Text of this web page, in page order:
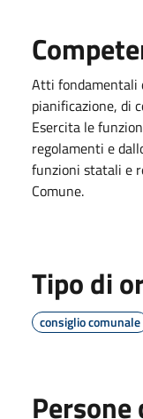
Atti fondamentali
pianificazione, di
Esercita le
regolamenti e
funzioni statali e
Comune.
Tipo di
consiglio comunale
Persone